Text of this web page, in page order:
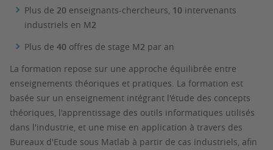
Plus de 20 enseignants-chercheurs, 10 intervenants
industriels en M2
Plus de 40 offres de stage M2 par an
La formation repose sur une approche équilibrée entre
enseignements théoriques et pratiques. La formation est
basée sur un enseignement intégrant l'étude des concepts
théoriques, l'apprentissage des outils informatiques utilisés
dans l'industrie, et une mise en application à travers des
Bureaux d'Etude sous Matlab à partir de cas industriels, afin